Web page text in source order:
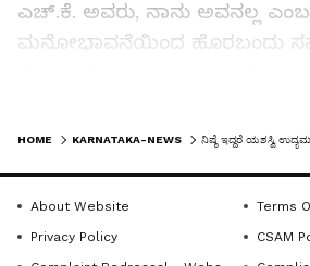
ಎಚ್.ಕೆ. ಅವರು, ನಾನು ಅವನಲ್ಲ ಎಂಬ
ಮನೋಭಾವನೆಯಿಂದ ಹೊರಬಂದು
ಕಾರ್ಯಕ್ರಮದ ಅಧ್ಯಕ್ಷತೆಯನ್ನು ವಹಿಸಿದ
ಮುಂದಿನ ಜೀವನದಲ್ಲಿ ಯಶಸ್ವಿ
ಉತ್ತಮ ಪ್ರಜೆಗಳಾಗಿ ಎಂದು ಶುಭ
ಜಿಲ್ಲೆಯ ಲೀಡ್ ಡಿಸ್ಟ್ರಿಕ್ಟ್‌ ಮ್ಯಾನೇಜರ್
HOME KARNATAKA-NEWS ನಿಷ್ಠೆ ಇದ್ದರೆ ಯಶಸ್ವಿ
About Website
Terms
Privacy Policy
CSAM